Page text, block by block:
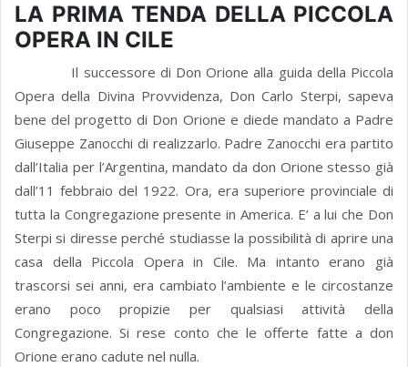
LA PRIMA TENDA DELLA PICCOLA
OPERA IN CILE
Il successore di Don Orione alla guida della Piccola
Opera della Divina Provvidenza, Don Carlo Sterpi, sapeva
bene del progetto di Don Orione e diede mandato a Padre
Giuseppe Zanocchi di realizzarlo. Padre Zanocchi era partito
dall’Italia per l’Argentina, mandato da don Orione stesso già
dall’11 febbraio del 1922. Ora, era superiore provinciale di
tutta la Congregazione presente in America. E’ a lui che Don
Sterpi si diresse perché studiasse la possibilità di aprire una
casa della Piccola Opera in Cile. Ma intanto erano già
trascorsi sei anni, era cambiato l’ambiente e le circostanze
erano poco propizie per qualsiasi attività della
Congregazione. Si rese conto che le offerte fatte a don
Orione erano cadute nel nulla.